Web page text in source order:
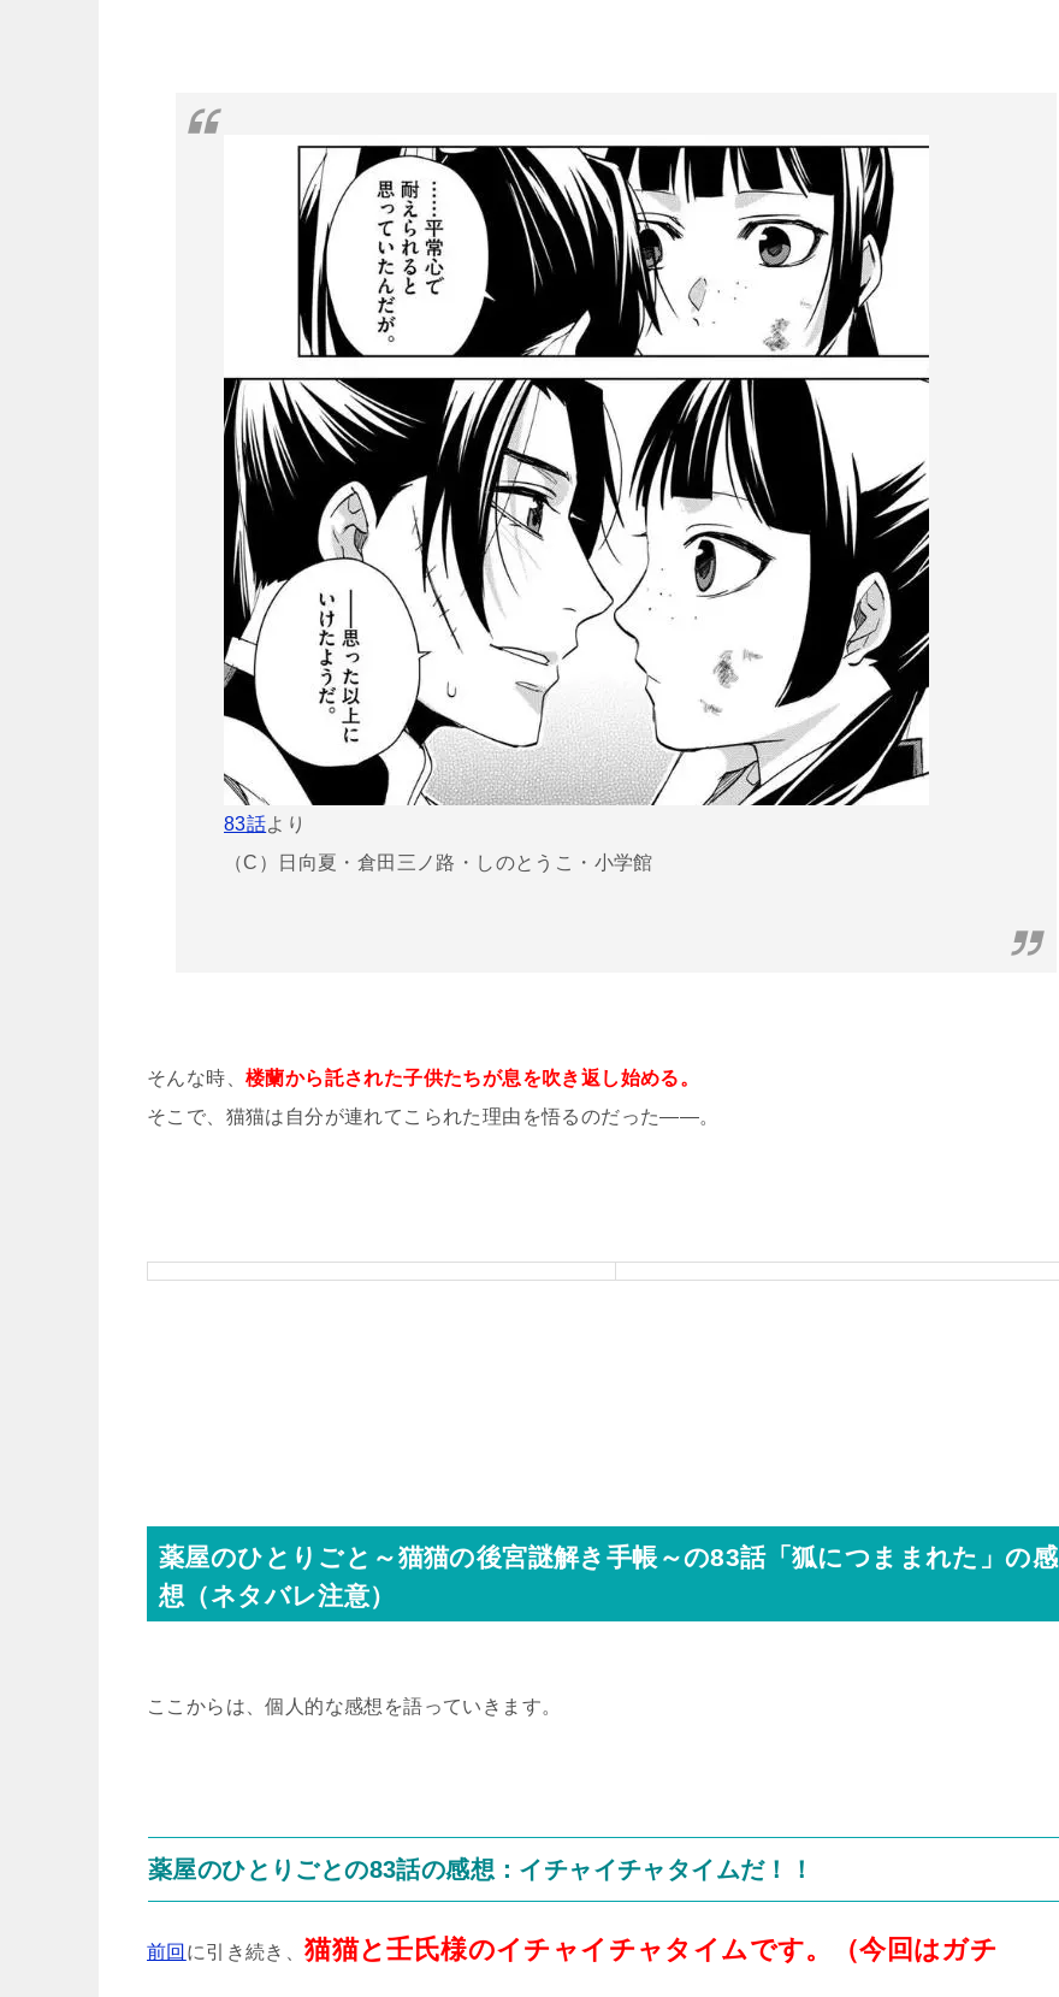
83話より
（C）日向夏・倉田三ノ路・しのとうこ・小学館
そんな時、 楼蘭から託された子供たちが息を吹き返し始める。
そこで、猫猫は自分が連れてこられた理由を悟るのだった――。
薬屋のひとりごと～猫猫の後宮謎解き手帳～の83話「狐につままれた」の感
想（ネタバレ注意）
ここからは、個人的な感想を語っていきます。
薬屋のひとりごとの83話の感想：イチャイチャタイムだ！！
前回 に引き続き、猫猫と壬氏様のイチャイチャタイムです。（今回はガチ